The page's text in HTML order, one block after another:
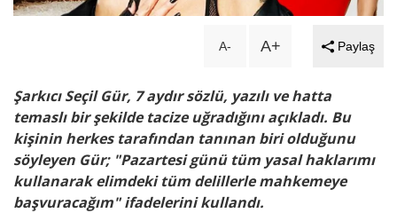
A- A+ Paylaş
Şarkıcı Seçil Gür, 7 aydır sözlü, yazılı ve hatta
temaslı bir şekilde tacize uğradığını açıkladı. Bu
kişinin herkes tarafından tanınan biri olduğunu
söyleyen Gür; "Pazartesi günü tüm yasal haklarımı
kullanarak elimdeki tüm delillerle mahkemeye
başvuracağım" ifadelerini kullandı.